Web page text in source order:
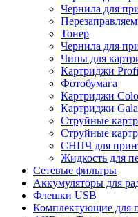
Чернила для
Тонер
Чернила для
Чипы для
Картриджи
Фотобумага
Картриджи
Картриджи
Струйные
Струйные
СНПЧ для
Жидкость для
Сетевые фильтры
Аккумуляторы для
Флешки USB
Комплектующие для